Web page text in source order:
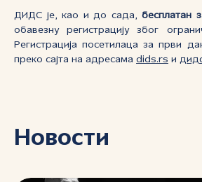
ДИДС је, као и до сада, бесплатан
обавезну регистрацију због
Регистрација посетилаца за први
преко сајта на адресама dids.rs и
Новости